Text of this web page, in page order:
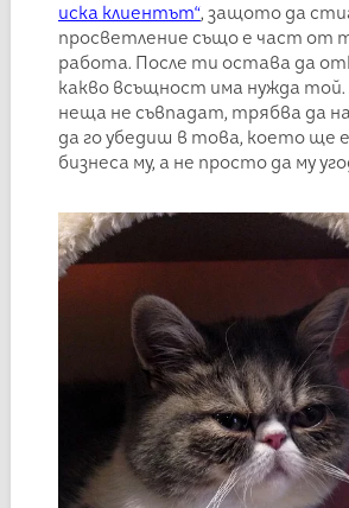
иска клиентът“, защото да
просветление също е част от
работа. После ти остава да
какво всъщност има нужда
неща не съвпадат, трябва да
да го убедиш в това, което ще е
бизнеса му, а не просто да му